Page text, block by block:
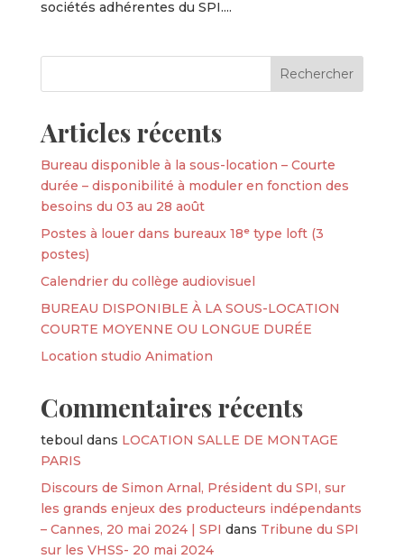
sociétés adhérentes du SPI....
Articles récents
Bureau disponible à la sous-location – Courte
durée – disponibilité à moduler en fonction des
besoins du 03 au 28 août
Postes à louer dans bureaux 18ᵉ type loft (3
postes)
Calendrier du collège audiovisuel
BUREAU DISPONIBLE À LA SOUS-LOCATION
COURTE MOYENNE OU LONGUE DURÉE
Location studio Animation
Commentaires récents
teboul dans LOCATION SALLE DE MONTAGE
PARIS
Discours de Simon Arnal, Président du SPI, sur
les grands enjeux des producteurs indépendants
– Cannes, 20 mai 2024 | SPI dans Tribune du SPI
sur les VHSS- 20 mai 2024